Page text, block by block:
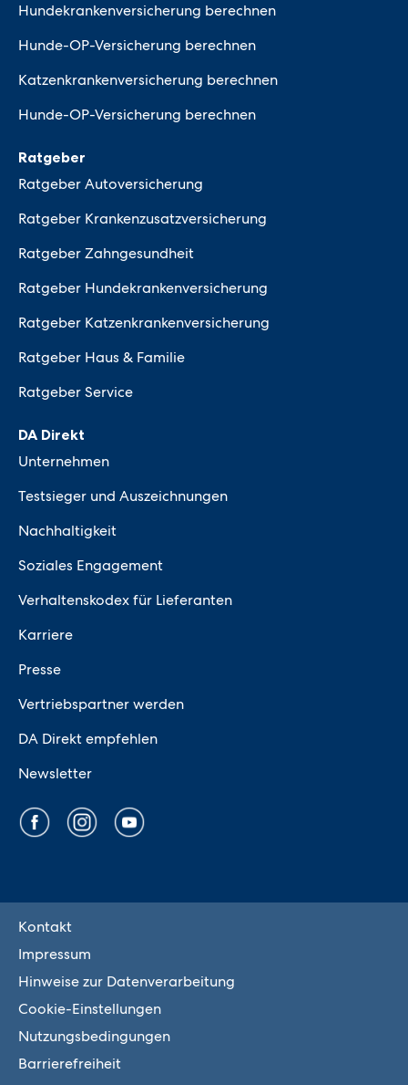
Hundekrankenversicherung berechnen
Hunde-OP-Versicherung berechnen
Katzenkrankenversicherung berechnen
Hunde-OP-Versicherung berechnen
Ratgeber
Ratgeber Autoversicherung
Ratgeber Krankenzusatzversicherung
Ratgeber Zahngesundheit
Ratgeber Hundekrankenversicherung
Ratgeber Katzenkrankenversicherung
Ratgeber Haus & Familie
Ratgeber Service
DA Direkt
Unternehmen
Testsieger und Auszeichnungen
Nachhaltigkeit
Soziales Engagement
Verhaltenskodex für Lieferanten
Karriere
Presse
Vertriebspartner werden
DA Direkt empfehlen
Newsletter
Kontakt
Impressum
Hinweise zur Datenverarbeitung
Cookie-Einstellungen
Nutzungsbedingungen
Barrierefreiheit